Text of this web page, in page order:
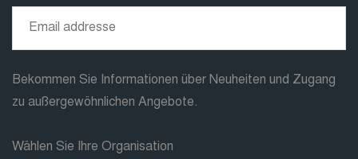
Bekommen Sie Informationen über Neuheiten und Zugang
zu außergewöhnlichen Angebote.
Wählen Sie Ihre Organisation